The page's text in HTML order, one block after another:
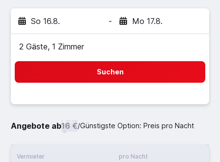
So 16.8. - Mo 17.8.
2 Gäste, 1 Zimmer
Suchen
Angebote ab16 €/Günstigste Option: Preis pro Nacht
Vermieter pro Nacht